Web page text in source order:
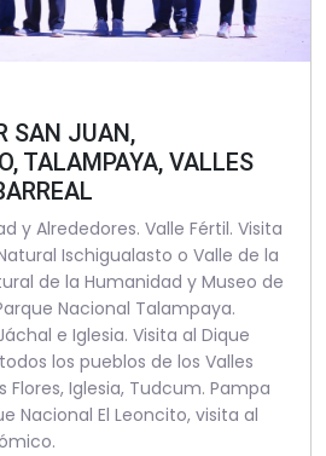
SAN JUAN,
TALAMPAYA, VALLES
y Alrededores. Valle Fértil. Visita
Ischigualasto o Valle de la
de la Humanidad y Museo de
Nacional Talampaya.
e Iglesia. Visita al Dique
los pueblos de los Valles
Flores, Iglesia, Tudcum. Pampa
Nacional El Leoncito, visita al